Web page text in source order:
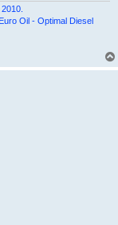
Oil - Optimal Diesel